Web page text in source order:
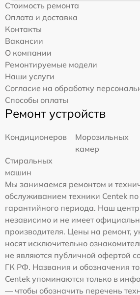
Стоимость ремонта
Оплата и доставка
Контакты
Вакансии
О компании
Ремонтируемые модели
Наши услуги
Согласие на обработку
Способы оплаты
Ремонт устройств
Кондиционеров
Морозильных
камер
Стиральных
машин
Мы занимаемся ремонтом и
обслуживанием техники Centek по
гарантийного периода. Наш
независимо и не имеет
производителя. Цены на ремонт,
носят исключительно
не являются публичной офертой
ГК РФ. Названия и обозначения
Centek упоминаются только в
— чтобы обозначить перечень